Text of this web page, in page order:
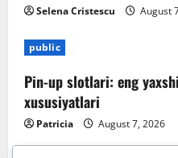
Selena Cristescu August
public
Pin-up slotlari: eng
xususiyatlari
Patricia August 7, 2026